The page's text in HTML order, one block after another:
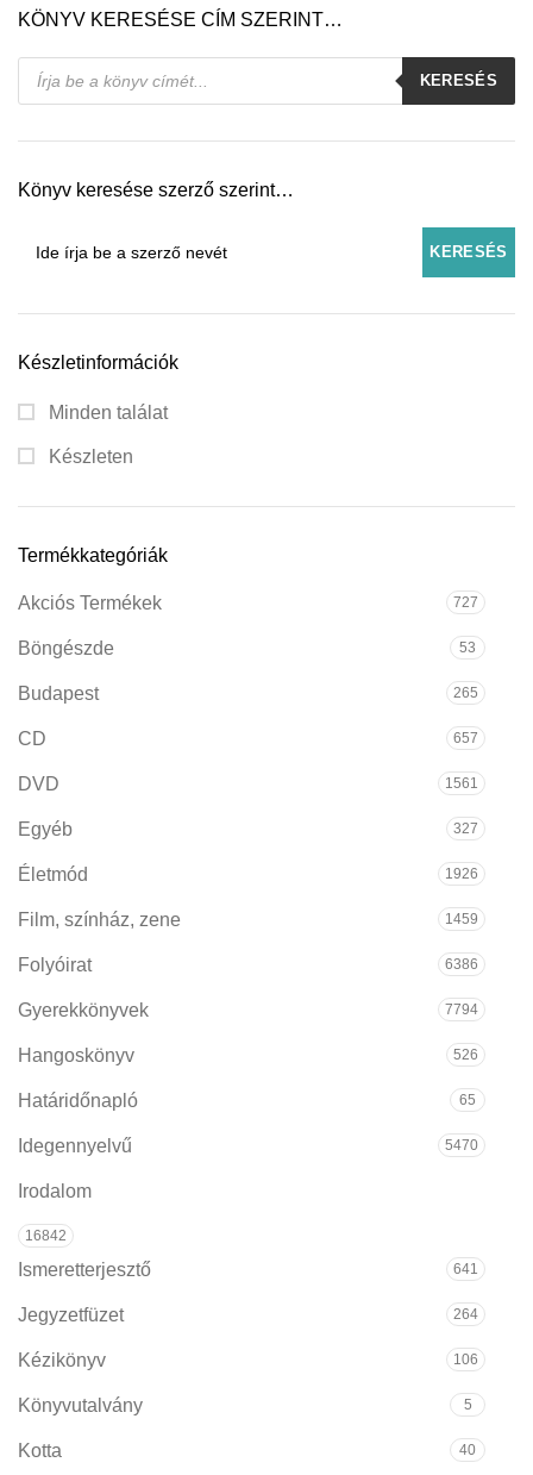
KÖNYV KERESÉSE CÍM SZERINT…
Products
search
KERESÉS
Könyv keresése szerző szerint…
Készletinformációk
Minden találat
Készleten
Termékkategóriák
Akciós Termékek 727
Böngészde 53
Budapest 265
CD 657
DVD 1561
Egyéb 327
Életmód 1926
Film, színház, zene 1459
Folyóirat 6386
Gyerekkönyvek 7794
Hangoskönyv 526
Határidőnapló 65
Idegennyelvű 5470
Irodalom
16842
Ismeretterjesztő 641
Jegyzetfüzet 264
Kézikönyv 106
Könyvutalvány 5
Kotta 40